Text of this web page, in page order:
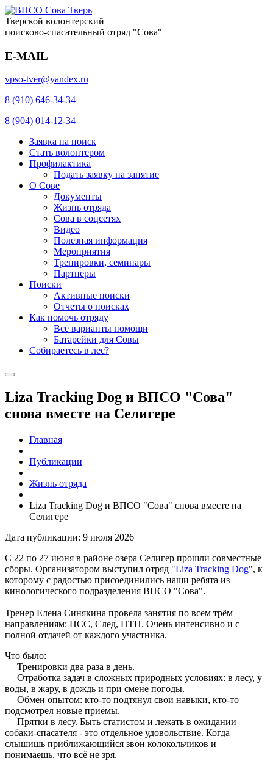
Тверской волонтерский
поисково-спасательный отряд "Сова"
E-MAIL
vpso-tver@yandex.ru
8 (910) 646-34-34
8 (904) 014-12-34
Заявка на поиск
Стать волонтером
Профилактика
Подать заявку на занятие
О Сове
Документы
Жизнь отряда
Сова в соцсетях
Видео
Полезная информация
Мероприятия
Тренировки, семинары
Партнеры
Поиски
Активные поиски
Отчеты о поисках
Как помочь отряду
Все варианты помощи
Батарейки для Совы
Собираетесь в лес?
Liza Tracking Dog и ВПСО "Сова"
снова вместе на Селигере
Главная
Публикации
Жизнь отряда
Liza Tracking Dog и ВПСО "Сова" снова вместе на
Селигере
Дата публикации: 9 июля 2026
С 22 по 27 июня в районе озера Селигер прошли совместные
сборы. Организатором выступил отряд "Liza Tracking Dog", к
которому с радостью присоединились наши ребята из
кинологического подразделения ВПСО "Сова".
Тренер Елена Синякина провела занятия по всем трём
направлениям: ПСС, След, ПТП. Очень интенсивно и с
полной отдачей от каждого участника.
Что было:
— Тренировки два раза в день.
— Отработка задач в сложных природных условиях: в лесу, у
воды, в жару, в дождь и при смене погоды.
— Обмен опытом: кто-то подтянул свои навыки, кто-то
подсмотрел новые приёмы.
— Прятки в лесу. Быть статистом и лежать в ожидании
собаки-спасателя - это отдельное удовольствие. Когда
слышишь приближающийся звон колокольчиков и
понимаешь, что всё не зря.